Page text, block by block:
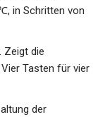
in Schritten von
Zeigt die
Tasten für vier
der